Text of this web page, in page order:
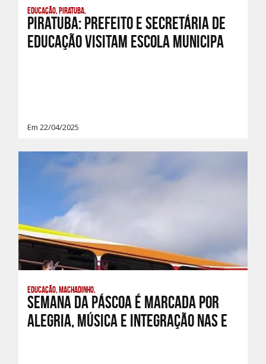
Educação, Piratuba,
PIRATUBA: PREFEITO E SECRETÁRIA DE
EDUCAÇÃO VISITAM ESCOLA MUNICIPA
Em 22/04/2025
Educação, Machadinho,
Semana da Páscoa é marcada por
alegria, música e integração nas e